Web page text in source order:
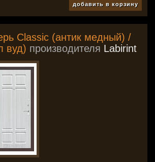
добавить в корзину
Classic (антик медный) /
вуд) производителя Labirint